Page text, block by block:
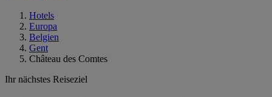
Hotels
Europa
Belgien
Gent
Château des Comtes
Ihr nächstes Reiseziel